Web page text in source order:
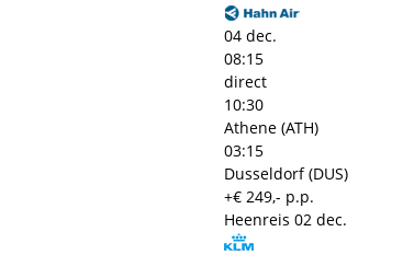
04 dec.
08:15
direct
10:30
Athene (ATH)
03:15
Dusseldorf (DUS)
+€ 249,- p.p.
Heenreis 02 dec.